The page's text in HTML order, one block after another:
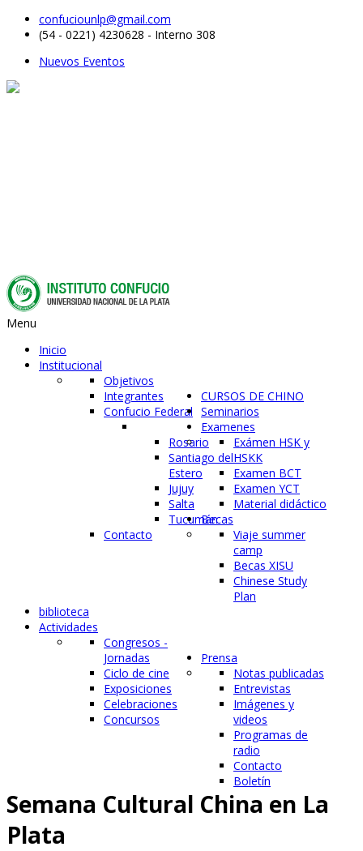
confuciounlp@gmail.com
(54 - 0221) 4230628 - Interno 308
Nuevos Eventos
Menu
Inicio
Institucional
Objetivos
Integrantes
Confucio Federal
Rosario
Santiago del
Estero
Jujuy
Salta
Tucumán
Contacto
CURSOS DE CHINO
Seminarios
Examenes
Exámen HSK y
HSKK
Examen BCT
Examen YCT
Material didáctico
Becas
Viaje summer
camp
Becas XISU
Chinese Study
Plan
biblioteca
Actividades
Congresos -
Jornadas
Ciclo de cine
Exposiciones
Celebraciones
Concursos
Prensa
Notas publicadas
Entrevistas
Imágenes y
videos
Programas de
radio
Contacto
Boletín
Semana Cultural China en La
Plata